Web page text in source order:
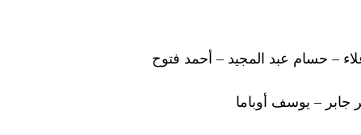
– حسام عبد المجيد – أحمد فتوح
– يوسف أوباما